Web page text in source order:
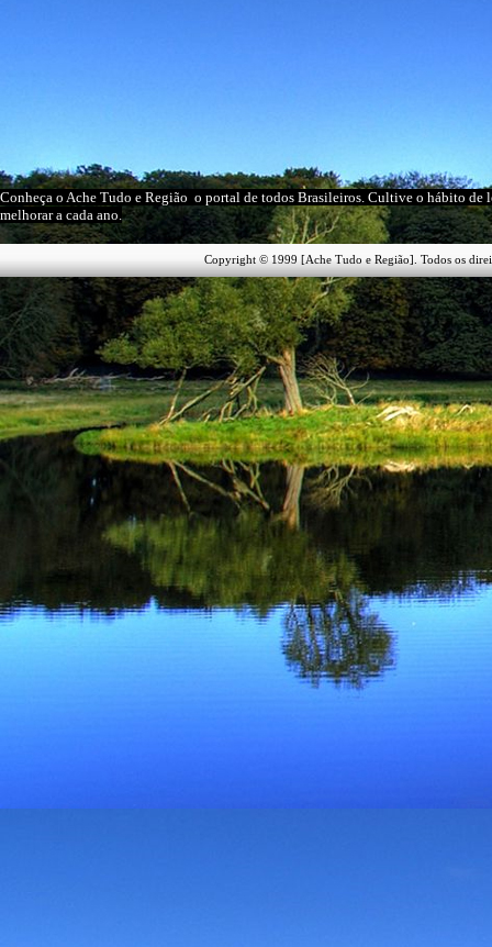
Conheça o Ache Tudo e Região o portal de todos Brasileiros. Cultive o hábito de
melhorar a cada ano.
Copyright © 1999 [Ache Tudo e Região]. Todos os